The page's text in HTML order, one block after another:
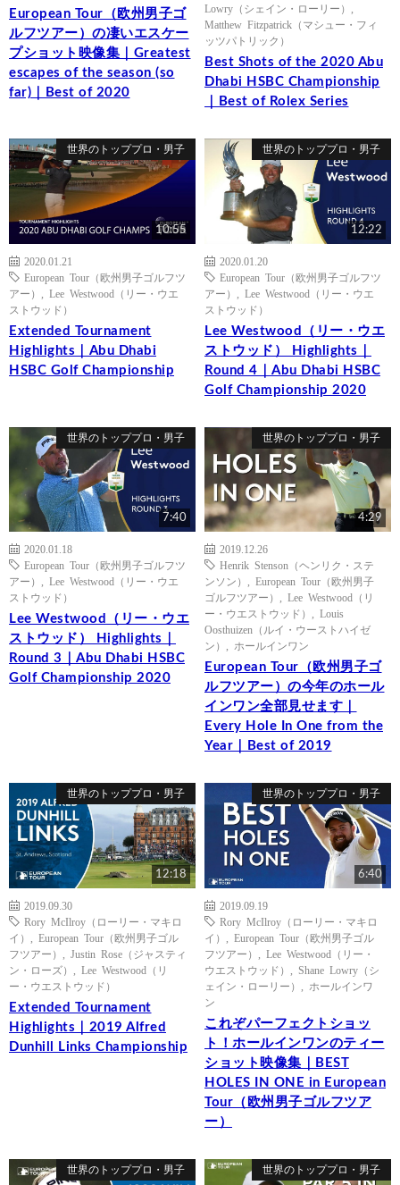
European Tour（欧州男子ゴ
ルフツアー）の凄いエスケー
プショット映像集｜Greatest
escapes of the season (so
far)｜Best of 2020
Lowry（シェイン・ローリー）
Matthew Fitzpatrick（マシュー・フィ
ッツパトリック）
Best Shots of the 2020 Abu
Dhabi HSBC Championship
｜Best of Rolex Series
世界のトッププロ・男子
10:55
2020.01.21
European Tour（欧州男子ゴルフツ
アー）
Lee Westwood（リー・ウエ
ストウッド）
Extended Tournament
Highlights｜Abu Dhabi
HSBC Golf Championship
世界のトッププロ・男子
12:22
2020.01.20
European Tour（欧州男子ゴルフツ
アー）
Lee Westwood（リー・ウエ
ストウッド）
Lee Westwood（リー・ウエ
ストウッド） Highlights｜
Round 4｜Abu Dhabi HSBC
Golf Championship 2020
世界のトッププロ・男子
7:40
2020.01.18
European Tour（欧州男子ゴルフツ
アー）
Lee Westwood（リー・ウエ
ストウッド）
Lee Westwood（リー・ウエ
ストウッド） Highlights｜
Round 3｜Abu Dhabi HSBC
Golf Championship 2020
世界のトッププロ・男子
4:29
2019.12.26
Henrik Stenson（ヘンリク・ステ
ンソン）
European Tour（欧州男子
ゴルフツアー）
Lee Westwood（リ
ー・ウエストウッド）
Louis
Oosthuizen（ルイ・ウーストハイゼ
ン）
ホールインワン
European Tour（欧州男子ゴ
ルフツアー）の今年のホール
インワン全部見せます｜
Every Hole In One from the
Year｜Best of 2019
世界のトッププロ・男子
12:18
2019.09.30
Rory McIlroy（ローリー・マキロ
イ）
European Tour（欧州男子ゴル
フツアー）
Justin Rose（ジャスティ
ン・ローズ）
Lee Westwood（リ
ー・ウエストウッド）
Extended Tournament
Highlights｜2019 Alfred
Dunhill Links Championship
世界のトッププロ・男子
6:40
2019.09.19
Rory McIlroy（ローリー・マキロ
イ）
European Tour（欧州男子ゴル
フツアー）
Lee Westwood（リー・
ウエストウッド）
Shane Lowry（シ
ェイン・ローリー）
ホールインワ
ン
これぞパーフェクトショッ
ト！ホールインワンのティー
ショット映像集｜BEST
HOLES IN ONE in European
Tour（欧州男子ゴルフツア
ー）
世界のトッププロ・男子 世界のトッププロ・男子